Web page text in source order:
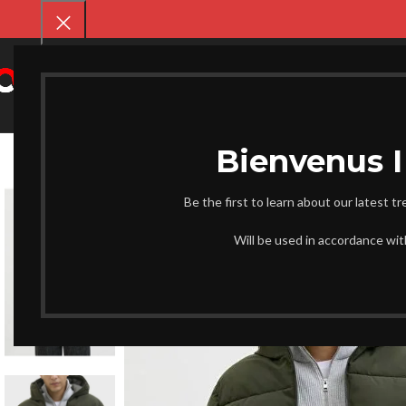
Be the first to learn about our latest
Will be used in accordance